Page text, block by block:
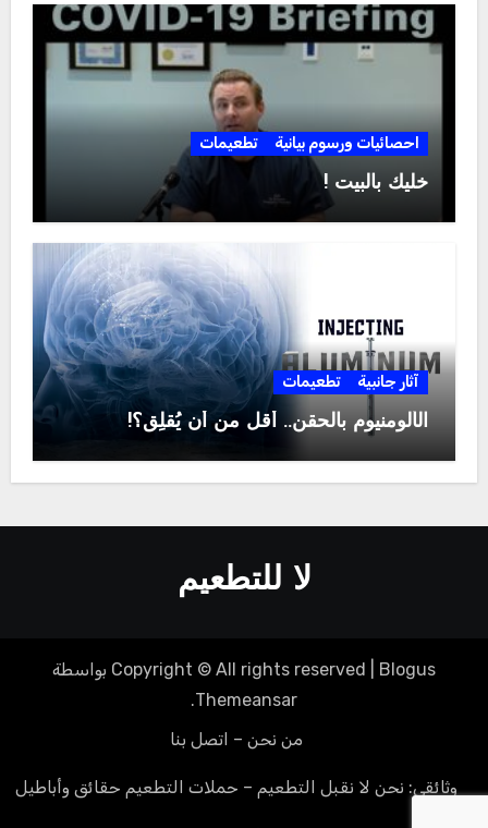
احصائيات ورسوم بيانية تطعيمات
خليك بالبيت !
آثار جانبية تطعيمات
الألومنيوم بالحقن.. أقل من أن يُقلِق؟!
لا للتطعيم
Copyright © All rights reserved Blogus
بواسطة
Themeansar
.
من نحن – اتصل بنا
وثائقي: نحن لا نقبل التطعيم – حملات التطعيم حقائق وأباطيل